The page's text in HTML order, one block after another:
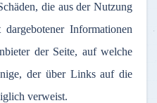
, die aus der Nutzung
dargebotener Informationen
der Seite, auf welche
, der überLinksaufdie
verweist.